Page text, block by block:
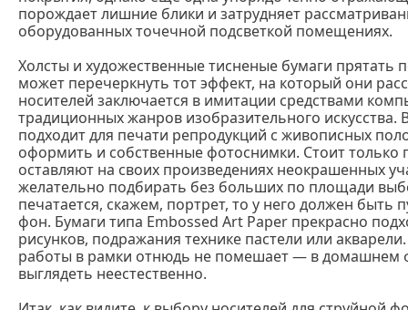
порождает лишние блики и затрудняет
оборудованных точечной подсветкой помещениях.
Холсты и художественные тисненые бумаги прятать
может перечеркнуть тот эффект, на который они
носителей заключается в имитации средствами
традиционных жанров изобразительного искусства.
подходит для печати репродукций с живописных
оформить и собственные фотоснимки. Стоит только
оставляют на своих произведениях неокрашенных
желательно подбирать без больших по площади
печатается, скажем, портрет, то у него должен быть
фон. Бумаги типа Embossed Art Paper прекрасно
рисунков, подражания технике пастели или
работы в рамки отнюдь не помешает — в домашнем
выглядеть неестественно.